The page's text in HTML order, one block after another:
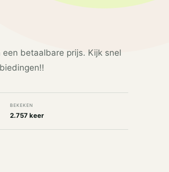
betaalbare prijs. Kijk snel
BEKEKEN
2.757 keer